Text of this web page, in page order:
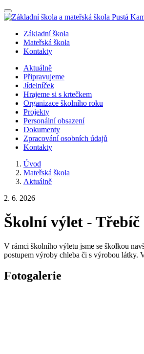
Nabídka
Základní škola
Mateřská škola
Kontakty
Aktuálně
Připravujeme
Jídelníček
Hrajeme si s krtečkem
Organizace školního roku
Projekty
Personální obsazení
Dokumenty
Zpracování osobních údajů
Kontakty
Úvod
Mateřská škola
Aktuálně
2. 6. 2026
Školní výlet - Třebíč
V rámci školního výletu jsme se školkou
postupem výroby chleba či s výrobou látky.
Fotogalerie